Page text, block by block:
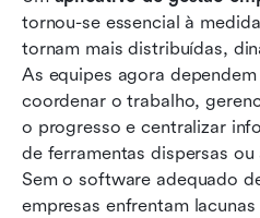
tornou-se essencial à
tornam mais distribuídas,
As equipes agora
coordenar o trabalho,
o progresso e centralizar
de ferramentas dispersas ou
Sem o software adequado
empresas enfrentam
Análise detalhada dos
de gestão empresarial
Como escolher o
empresarial certo
Tendências futuras em
empresarial